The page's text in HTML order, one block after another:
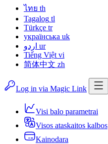
ไทย th
Tagalog tl
Türkçe tr
українська uk
اردو ur
Tiếng Việt vi
简体中文 zh
Log in via Magic Link
Visi balo parametrai
Visos ataskaitos kalbos
Kainodara